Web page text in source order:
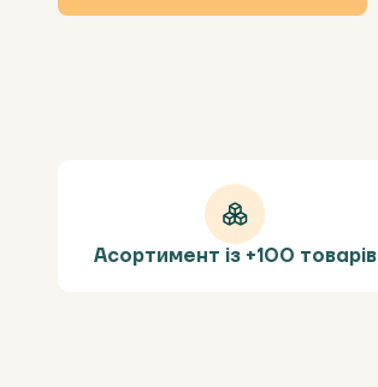
Асортимент із +100 товарів